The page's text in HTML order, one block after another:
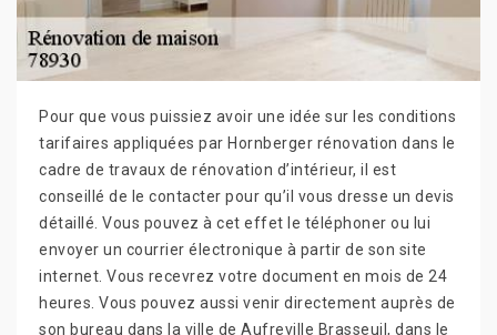
Pour que vous puissiez avoir une idée sur les conditions
tarifaires appliquées par Hornberger rénovation dans le
cadre de travaux de rénovation d’intérieur, il est
conseillé de le contacter pour qu’il vous dresse un devis
détaillé. Vous pouvez à cet effet le téléphoner ou lui
envoyer un courrier électronique à partir de son site
internet. Vous recevrez votre document en mois de 24
heures. Vous pouvez aussi venir directement auprès de
son bureau dans la ville de Aufreville Brasseuil, dans le